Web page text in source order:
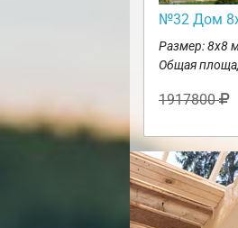
№32 Дом
Размер: 8х8
Общая
1917800